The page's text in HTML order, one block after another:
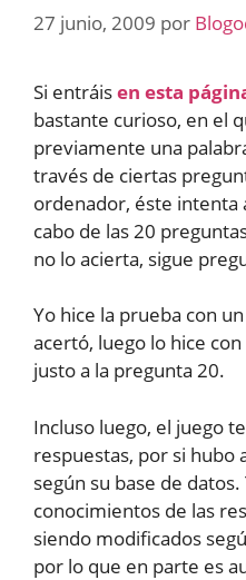
27 junio, 2009 por
Si entráisen esta
bastante curioso, en el
previamente una
través de ciertas
ordenador, éste intenta
cabo de las 20
no lo acierta, sigue
Yo hice la prueba con
acertó, luego lo hice
justo a la pregunta 20.
Incluso luego, el juego
respuestas, por si hubo
según su base de
conocimientos de las
siendo modificados
por lo que en parte es